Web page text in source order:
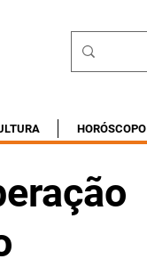
HORÓSCOPO